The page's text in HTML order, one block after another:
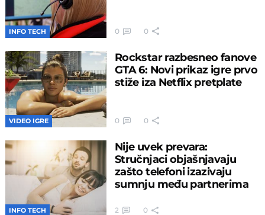
INFO TECH 0 0
VIDEO IGRE
Rockstar razbesneo fanove
GTA 6: Novi prikaz igre prvo
stiže iza Netflix pretplate
0 0
INFO TECH
Nije uvek prevara:
Stručnjaci objašnjavaju
zašto telefoni izazivaju
sumnju među partnerima
2 0